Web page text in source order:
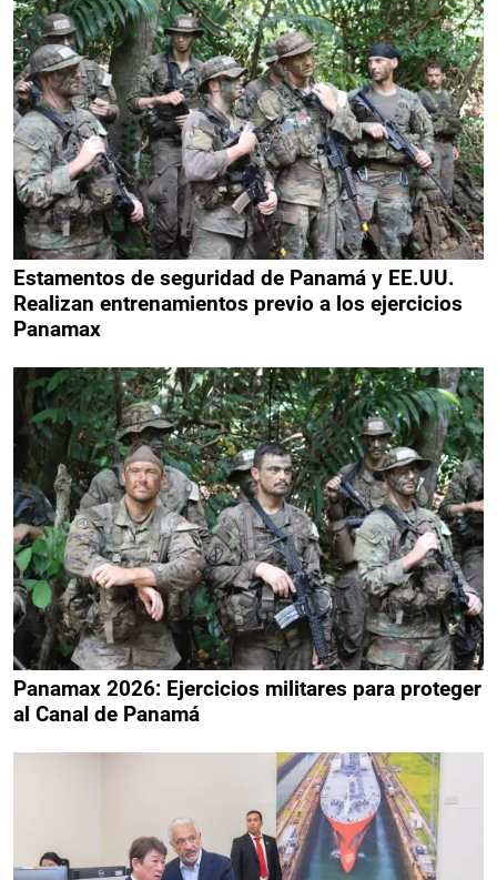
Estamentos de seguridad de Panamá y EE.UU.
Realizan entrenamientos previo a los ejercicios
Panamax
Panamax 2026: Ejercicios militares para proteger
al Canal de Panamá